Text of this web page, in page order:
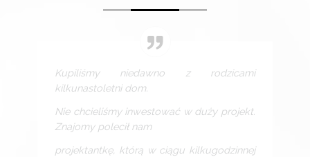
Kupiliśmy niedawno z rodzicami
kilkunastoletni dom.
Nie chcieliśmy inwestować w duży projekt.
Znajomy polecił nam
projektantkę, którą w ciągu kilkugodzinnej